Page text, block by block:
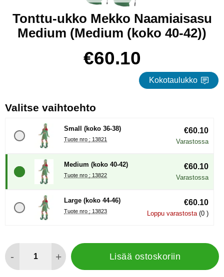
Tonttu-ukko Mekko Naamiaisasu
Medium (Medium (koko 40-42))
hinta
€60.10
Kokotaulukko
Valitse vaihtoehto
Small (koko 36-38)
Tuote nro : 13821
€60.10
Varastossa
Medium (koko 40-42)
Tuote nro : 13822
€60.10
Varastossa
Large (koko 44-46)
Tuote nro : 13823
€60.10
Loppu varastosta(0 )
- + Lisää ostoskoriin